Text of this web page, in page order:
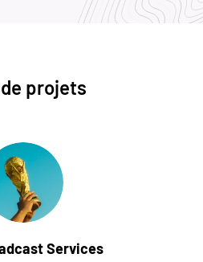
projets
Services